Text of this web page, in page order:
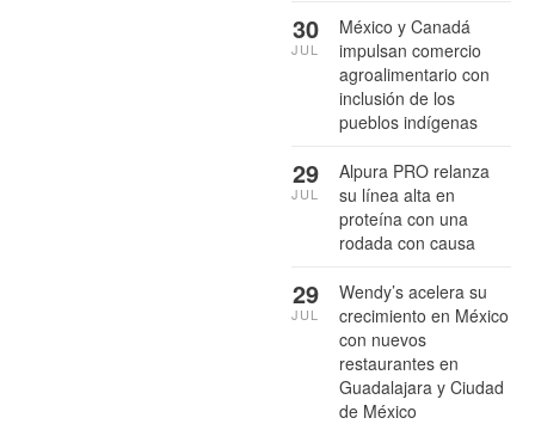
México y Canadá
impulsan comercio
agroalimentario con
inclusión de los
pueblos indígenas
30
JUL
Alpura PRO relanza
su línea alta en
proteína con una
rodada con causa
29
JUL
Wendy’s acelera su
crecimiento en México
con nuevos
restaurantes en
Guadalajara y Ciudad
de México
29
JUL